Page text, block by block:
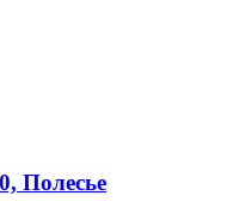
Полесье